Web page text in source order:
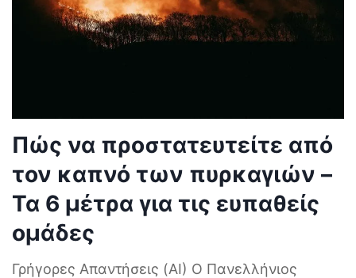
Πώς να προστατευτείτε από
τον καπνό των πυρκαγιών –
Τα 6 μέτρα για τις ευπαθείς
ομάδες
Γρήγορες Απαντήσεις (AI) Ο Πανελλήνιος